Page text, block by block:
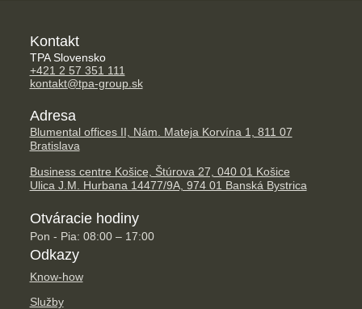
Kontakt
TPA Slovensko
+421 2 57 351 111
kontakt@tpa-group.sk
Adresa
Blumental offices II, Nám. Mateja Korvína 1, 811 07
Bratislava
Business centre Košice, Štúrova 27, 040 01 Košice
Ulica J.M. Hurbana 14477/9A, 974 01 Banská Bystrica
Otváracie hodiny
Pon - Pia: 08:00 – 17:00
Odkazy
Know-how
Služby